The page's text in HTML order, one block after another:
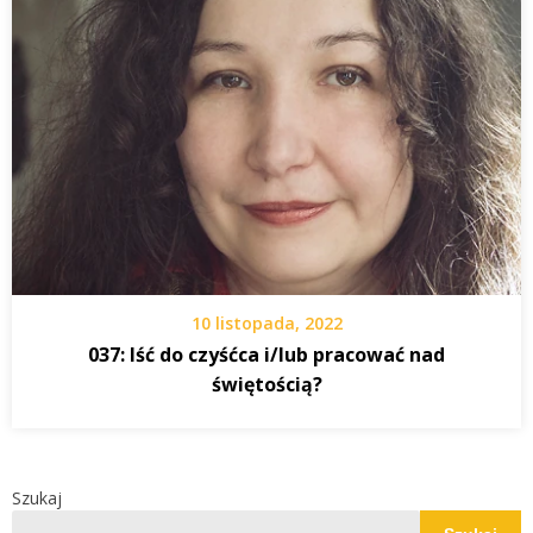
10 listopada, 2022
037: Iść do czyśćca i/lub pracować nad
świętością?
Szukaj